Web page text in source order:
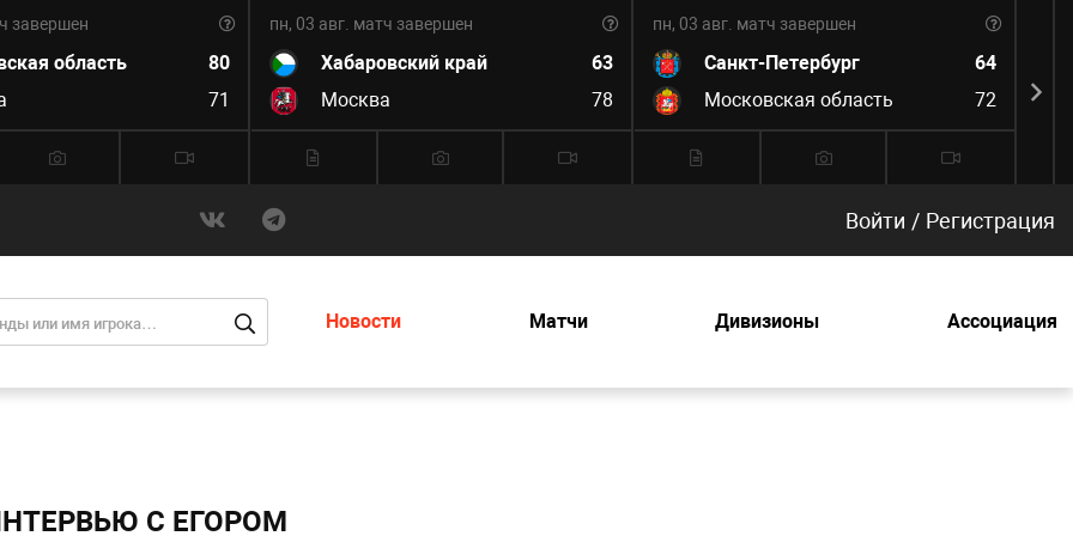
завершен
область
80
71
пн, 03 авг. матч завершен
Хабаровский край
63
Москва
78
пн, 03 авг. матч завершен
Санкт-Петербург
64
Московская область
72
Войти / Регистрация
Новости Матчи Дивизионы Ассоциация
С ЕГОРОМ